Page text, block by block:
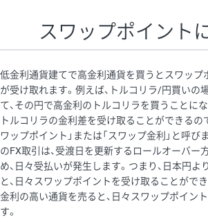
スワップポイント
低金利通貨建てで高金利通貨を買うとスワップ
が受け取れます。例えば、トルコリラ/円買いの
て、その円で高金利のトルコリラを買うことに
トルコリラの金利差を受け取ることができるの
ワップポイント」または「スワップ金利」と呼び
のFX取引は、受渡日を更新するロールオーバー
め、日々受払いが発生します。つまり、日本円
と、日々スワップポイントを受け取ることがで
金利の高い通貨を売ると、日々スワップポイン
す。